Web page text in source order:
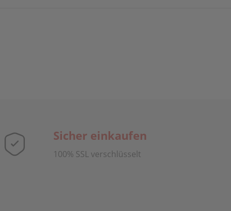
Sicher einkaufen
100% SSL verschlüsselt